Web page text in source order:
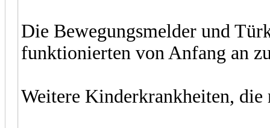
Die Bewegungsmelder und
funktionierten von Anfang an
Weitere Kinderkrankheiten,